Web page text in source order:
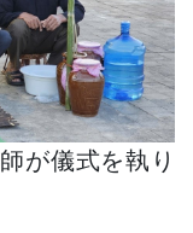
が儀式を執り